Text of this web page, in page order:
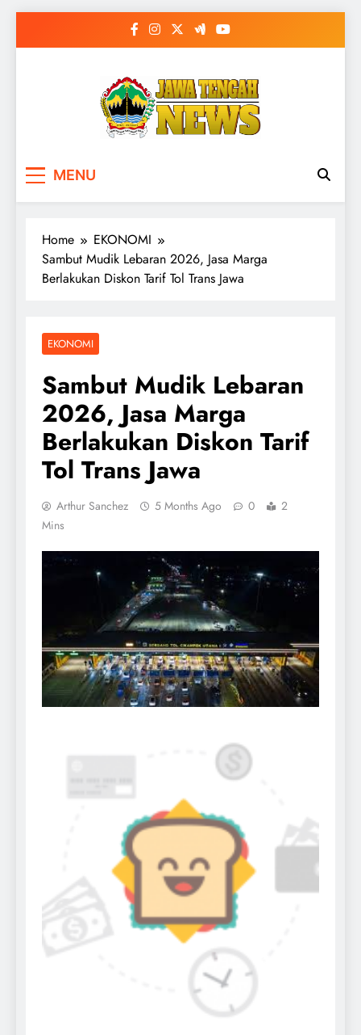
MENU
Home
EKONOMI
Sambut Mudik Lebaran 2026, Jasa Marga
Berlakukan Diskon Tarif Tol Trans Jawa
EKONOMI
Sambut Mudik Lebaran
2026, Jasa Marga
Berlakukan Diskon Tarif
Tol Trans Jawa
Arthur Sanchez 5 Months Ago 0
2
Mins